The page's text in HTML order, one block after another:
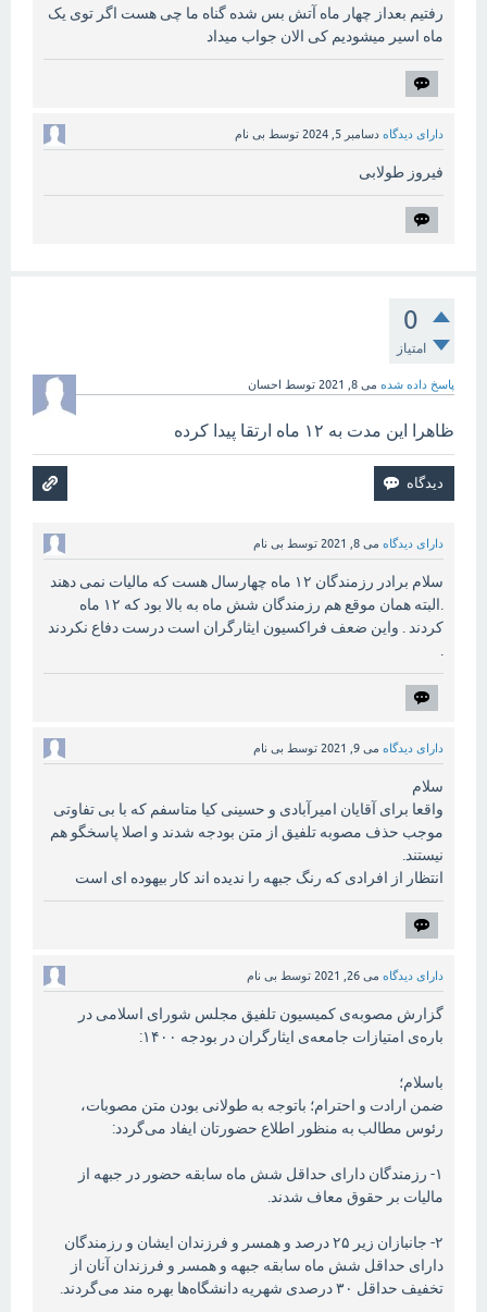
رفتیم بعداز چهار ماه آتش بس شده گناه ما چی هست اگر توی یک
ماه اسیر میشودیم کی الان جواب میداد
دارای دیدگاه دسامبر 5, 2024 توسط بی نام
فیروز طولابی
0
امتیاز
پاسخ داده شده می 8, 2021 توسط احسان
ظاهرا این مدت به ۱۲ ماه ارتقا پیدا کرده
دارای دیدگاه می 8, 2021 توسط بی نام
سلام برادر رزمندگان ۱۲ ماه چهارسال هست که مالیات نمی دهند
.البته همان موقع هم رزمندگان شش ماه به بالا بود که ۱۲ ماه
کردند . واین ضعف فراکسیون ایثارگران است درست دفاع نکردند
دارای دیدگاه می 9, 2021 توسط بی نام
سلام
واقعا برای آقایان امیرآبادی و حسینی کیا متاسفم که با بی تفاوتی
موجب حذف مصوبه تلفیق از متن بودجه شدند و اصلا پاسخگو هم
نیستند.
انتظار از افرادی که رنگ جبهه را ندیده اند کار بیهوده ای است
دارای دیدگاه می 26, 2021 توسط بی نام
گزارش مصوبه‌ی کمیسیون تلفیق مجلس شورای اسلامی در
باره‌ی امتیازات جامعه‌ی ایثارگران در بودجه ۱۴۰۰:
باسلام؛
ضمن ارادت و احترام؛ باتوجه به طولانی بودن متن مصوبات،
رئوس مطالب به منظور اطلاع حضورتان ایفاد می‌گردد:
۱- رزمندگان دارای حداقل شش ماه سابقه حضور در جبهه از
مالیات بر حقوق معاف شدند.
۲- جانبازان زیر ۲۵ درصد و همسر و فرزندان ایشان و رزمندگان
دارای حداقل شش ماه سابقه جبهه و همسر و فرزندان آنان از
تخفیف حداقل ۳۰ درصدی شهریه دانشگاه‌ها بهره مند می‌گردند.